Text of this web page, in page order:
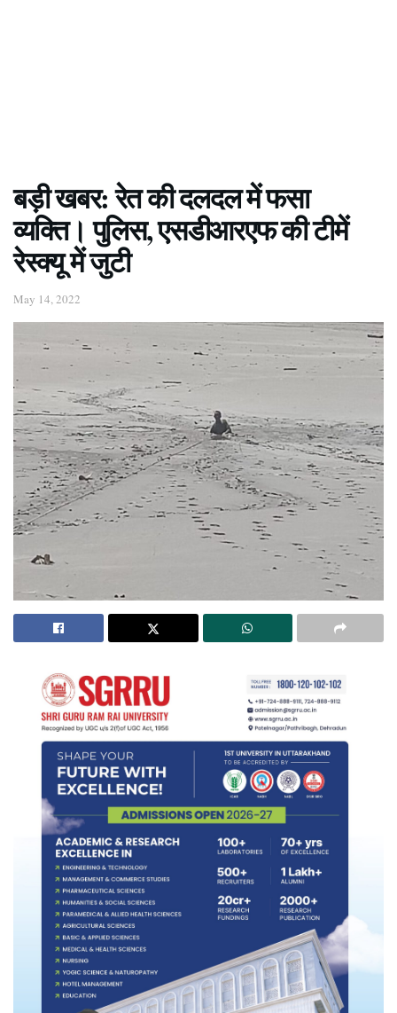
बड़ी खबर: रेत की दलदल में फसा
व्यक्ति। पुलिस, एसडीआरएफ की टीमें
रेस्क्यू में जुटी
May 14, 2022